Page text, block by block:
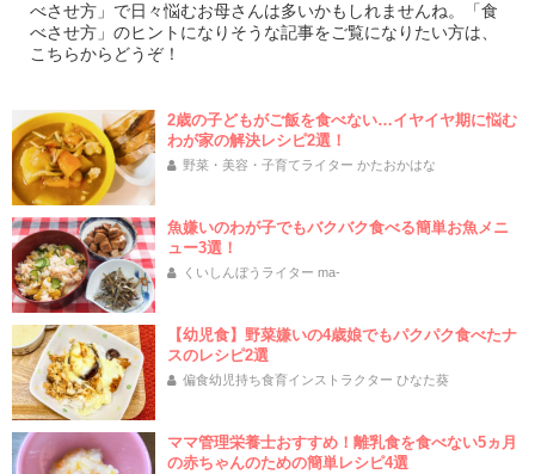
べさせ方」で日々悩むお母さんは多いかもしれませんね。「食
べさせ方」のヒントになりそうな記事をご覧になりたい方は、
こちらからどうぞ！
2歳の子どもがご飯を食べない…イヤイヤ期に悩む
わが家の解決レシピ2選！
野菜・美容・子育てライター かたおかはな
魚嫌いのわが子でもバクバク食べる簡単お魚メニ
ュー3選！
くいしんぼうライター ma-
【幼児食】野菜嫌いの4歳娘でもパクパク食べたナ
スのレシピ2選
偏食幼児持ち食育インストラクター ひなた葵
ママ管理栄養士おすすめ！離乳食を食べない5ヵ月
の赤ちゃんのための簡単レシピ4選